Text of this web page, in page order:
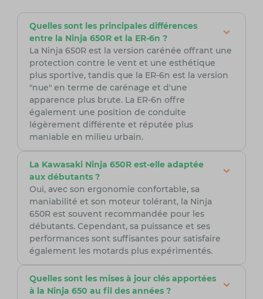
Quelles sont les principales différences
entre la Ninja 650R et la ER-6n ?
La Ninja 650R est la version carénée offrant une
protection contre le vent et une esthétique
plus sportive, tandis que la ER-6n est la version
"nue" en terme de carénage et d'une
apparence plus brute. La ER-6n offre
également une position de conduite
légèrement différente et réputée plus
maniable en milieu urbain.
La Kawasaki Ninja 650R est-elle adaptée
aux débutants ?
Oui, avec son ergonomie confortable, sa
maniabilité et son moteur tolérant, la Ninja
650R est souvent recommandée pour les
débutants. Cependant, sa puissance et ses
performances sont suffisantes pour satisfaire
également les motards plus expérimentés.
Quelles sont les mises à jour clés apportées
à la Ninja 650 au fil des années ?